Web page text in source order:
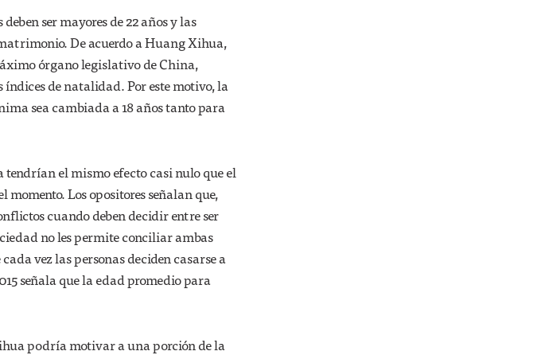
ser mayores de 22 años y las
De acuerdo a Huang Xihua,
órgano legislativo de China,
de natalidad. Por este motivo, la
sea cambiada a 18 años tanto para
el mismo efecto casi nulo que el
Los opositores señalan que,
cuando deben decidir entre ser
no les permite conciliar ambas
vez las personas deciden casarse a
señala que la edad promedio para
podría motivar a una porción de la